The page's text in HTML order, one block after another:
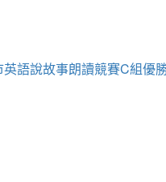
語說故事朗讀競賽C組優